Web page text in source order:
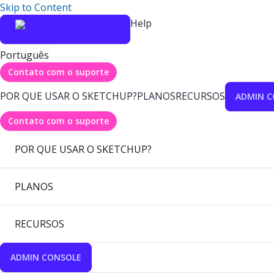
Skip to Content
Help
Português
Contato com o suporte
POR QUE USAR O SKETCHUP?PLANOSRECURSOS ADMIN
Contato com o suporte
POR QUE USAR O SKETCHUP?
PLANOS
RECURSOS
ADMIN CONSOLE